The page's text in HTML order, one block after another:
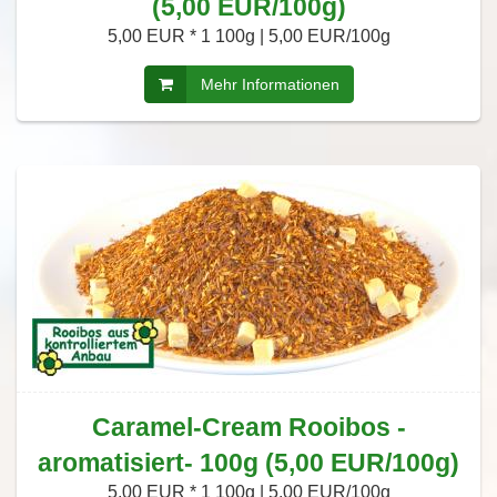
(5,00 EUR/100g)
5,00 EUR * 1 100g | 5,00 EUR/100g
Mehr Informationen
Caramel-Cream Rooibos -
aromatisiert- 100g (5,00 EUR/100g)
5,00 EUR * 1 100g | 5,00 EUR/100g